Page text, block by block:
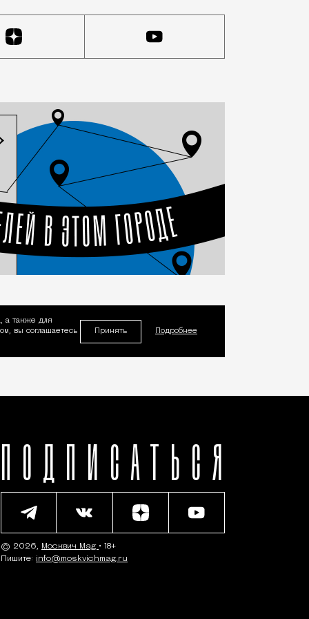
а также для
вы соглашаетесь
Принять Подробнее
ПОДПИСАТЬСЯ
© 2026, Москвич Mag • 18+
Пишите: info@moskvichmag.ru